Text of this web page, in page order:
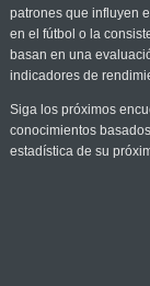
patrones que influyen
en el fútbol o la
basan en una
indicadores de
Siga los próximos
conocimientos
estadística de su